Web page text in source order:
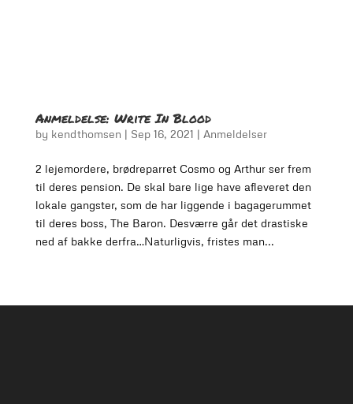
Anmeldelse: Write In Blood
by kendthomsen | Sep 16, 2021 | Anmeldelser
2 lejemordere, brødreparret Cosmo og Arthur ser frem
til deres pension. De skal bare lige have afleveret den
lokale gangster, som de har liggende i bagagerummet
til deres boss, The Baron. Desværre går det drastiske
ned af bakke derfra…Naturligvis, fristes man...